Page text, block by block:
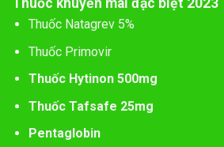
Thuốc Natagrev 5%
Thuốc Primovir
Thuốc Hytinon 500mg
Thuốc Tafsafe 25mg
Pentaglobin